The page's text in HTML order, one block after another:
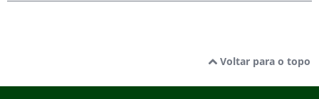
Voltar para o topo